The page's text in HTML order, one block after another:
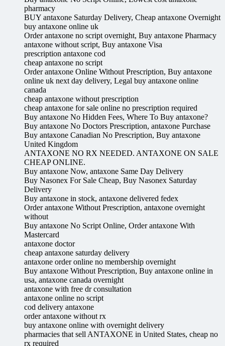
pharmacy
BUY antaxone Saturday Delivery, Cheap antaxone Overnight
buy antaxone online uk
Order antaxone no script overnight, Buy antaxone Pharmacy
antaxone without script, Buy antaxone Visa
prescription antaxone cod
cheap antaxone no script
Order antaxone Online Without Prescription, Buy antaxone
online uk next day delivery, Legal buy antaxone online
canada
cheap antaxone without prescription
cheap antaxone for sale online no prescription required
Buy antaxone No Hidden Fees, Where To Buy antaxone?
Buy antaxone No Doctors Prescription, antaxone Purchase
Buy antaxone Canadian No Prescription, Buy antaxone
United Kingdom
ANTAXONE NO RX NEEDED. ANTAXONE ON SALE
CHEAP ONLINE.
Buy antaxone Now, antaxone Same Day Delivery
Buy Nasonex For Sale Cheap, Buy Nasonex Saturday
Delivery
Buy antaxone in stock, antaxone delivered fedex
Order antaxone Without Prescription, antaxone overnight
without
Buy antaxone No Script Online, Order antaxone With
Mastercard
antaxone doctor
cheap antaxone saturday delivery
antaxone order online no membership overnight
Buy antaxone Without Prescription, Buy antaxone online in
usa, antaxone canada overnight
antaxone with free dr consultation
antaxone online no script
cod delivery antaxone
order antaxone without rx
buy antaxone online with overnight delivery
pharmacies that sell ANTAXONE in United States, cheap no
rx required